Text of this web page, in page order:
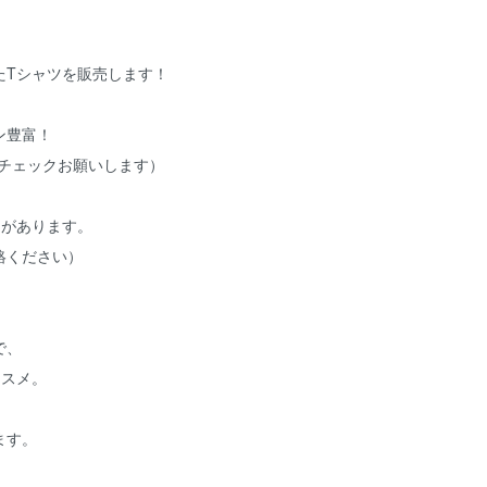
シャツを販売します！
富！
ェックお願いします）
あります。
ださい）
メ。
。